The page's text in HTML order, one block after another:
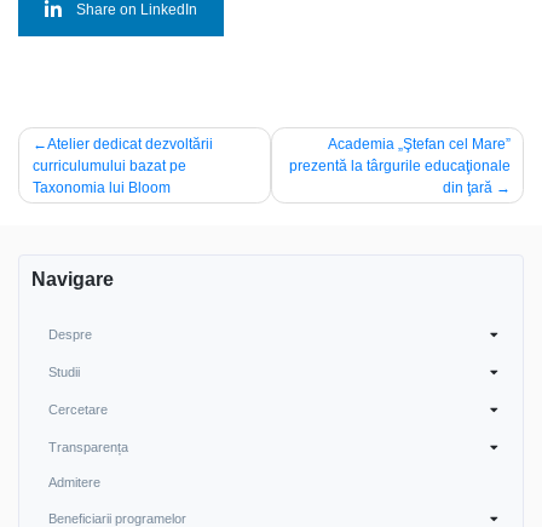
Share on LinkedIn
Navigare
în
articole
Atelier dedicat dezvoltării
curriculumului bazat pe
Taxonomia lui Bloom
Academia „Ştefan cel Mare”
prezentă la târgurile educaţionale
din ţară
Navigare
Despre
Studii
Cercetare
Transparența
Admitere
Beneficiarii programelor